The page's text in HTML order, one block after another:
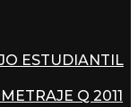
ESTUDIANTIL
Q 2011